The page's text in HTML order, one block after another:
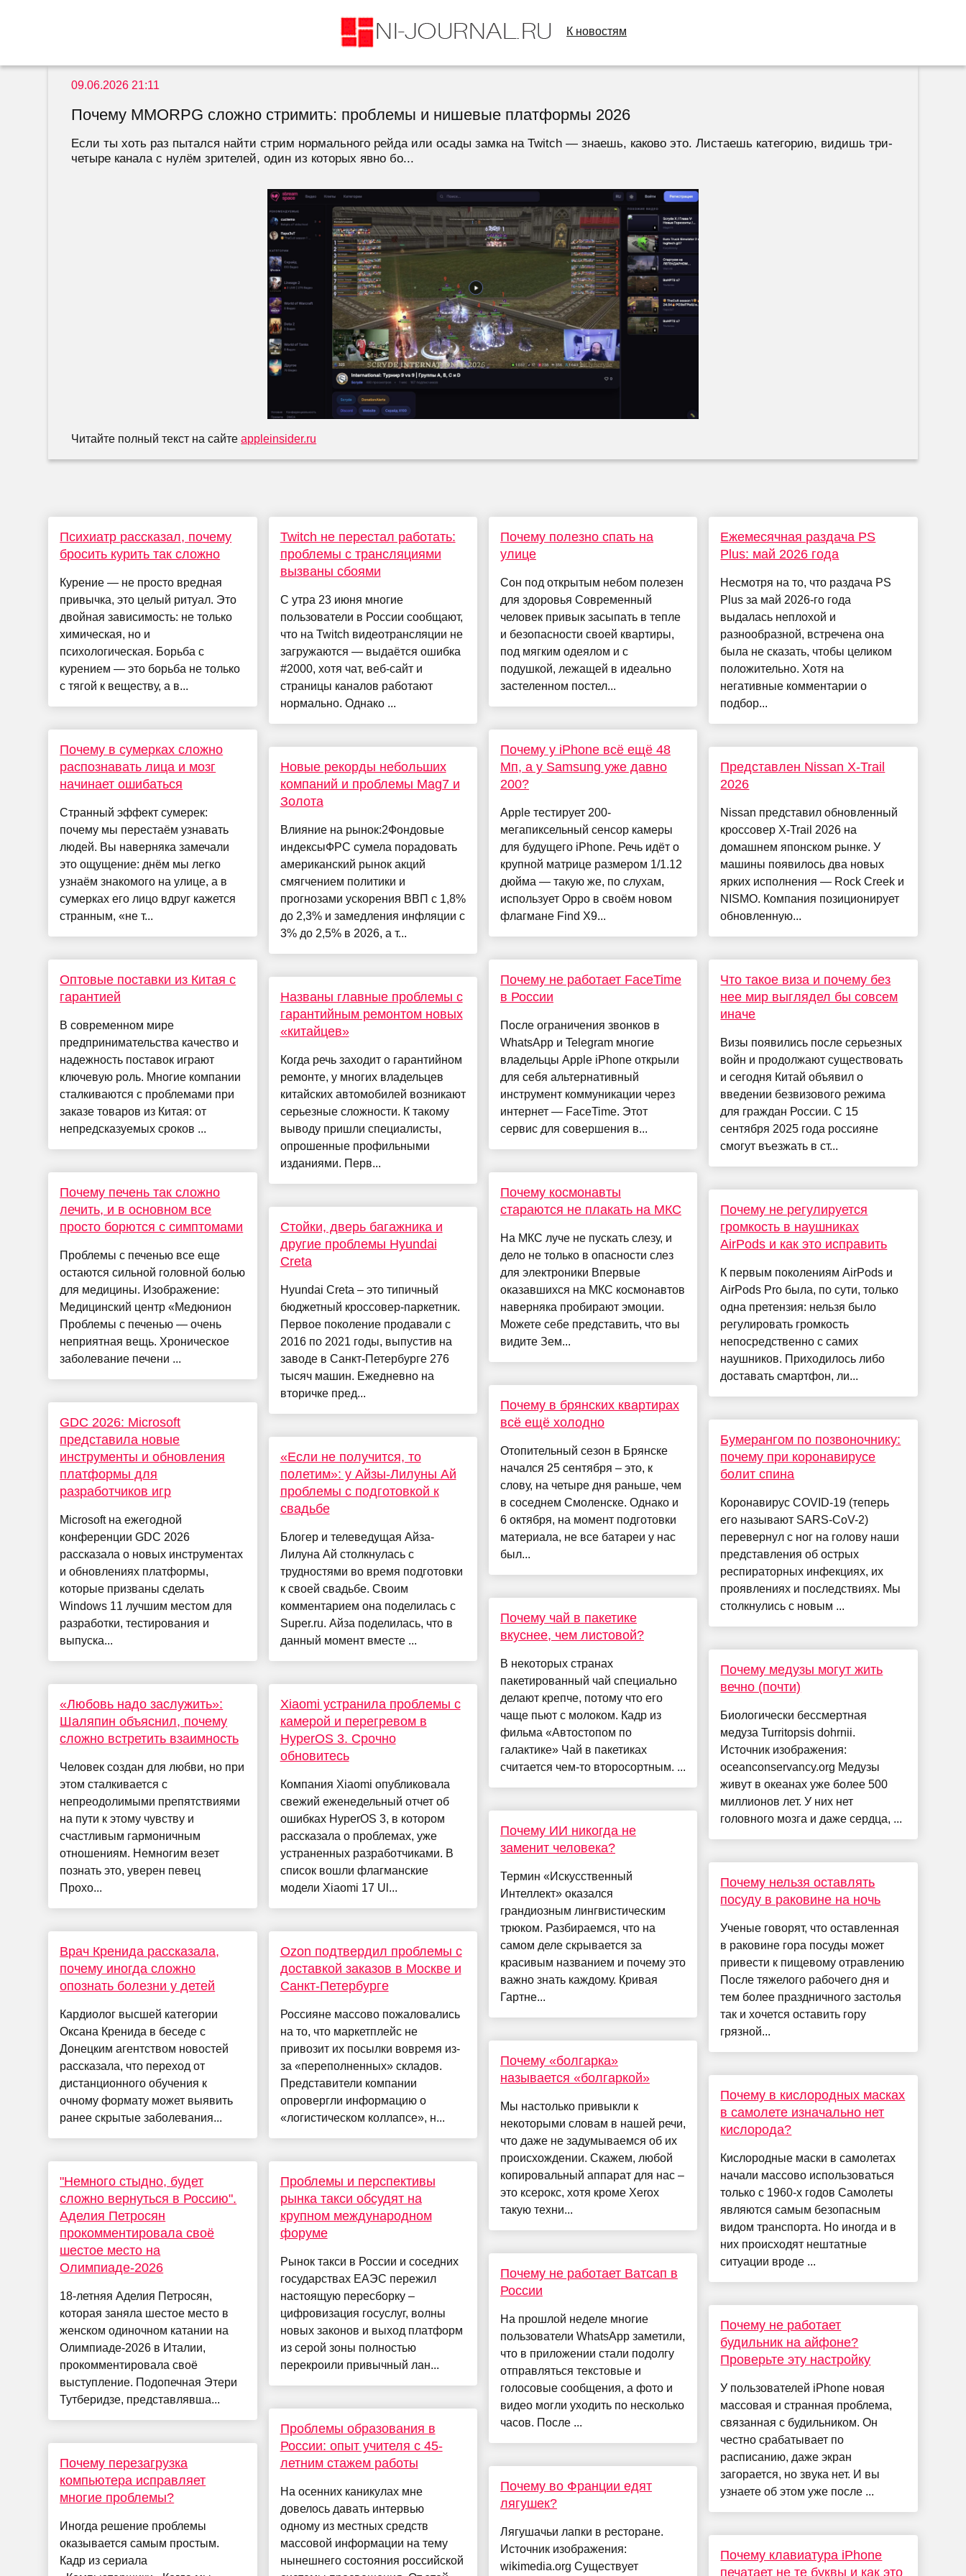
К новостям
09.06.2026 21:11
Почему MMORPG сложно стримить: проблемы и нишевые платформы 2026
Если ты хоть раз пытался найти стрим нормального рейда или осады замка на Twitch — знаешь, каково это. Листаешь категорию, видишь три-
четыре канала с нулём зрителей, один из которых явно бо...
Читайте полный текст на сайтеappleinsider.ru
Психиатр рассказал, почему
бросить курить так сложно
Курение — не просто вредная
привычка, это целый ритуал. Это
двойная зависимость: не только
химическая, но и
психологическая. Борьба с
курением — это борьба не только
с тягой к веществу, а в...
Почему в сумерках сложно
распознавать лица и мозг
начинает ошибаться
Странный эффект сумерек:
почему мы перестаём узнавать
людей. Вы наверняка замечали
это ощущение: днём мы легко
узнаём знакомого на улице, а в
сумерках его лицо вдруг кажется
странным, «не т...
Оптовые поставки из Китая с
гарантией
В современном мире
предпринимательства качество и
надежность поставок играют
ключевую роль. Многие компании
сталкиваются с проблемами при
заказе товаров из Китая: от
непредсказуемых сроков ...
Почему печень так сложно
лечить, и в основном все
просто борются с симптомами
Проблемы с печенью все еще
остаются сильной головной болью
для медицины. Изображение:
Медицинский центр «Медюнион
Проблемы с печенью — очень
неприятная вещь. Хроническое
заболевание печени ...
GDC 2026: Microsoft
представила новые
инструменты и обновления
платформы для
разработчиков игр
Microsoft на ежегодной
конференции GDC 2026
рассказала о новых инструментах
и обновлениях платформы,
которые призваны сделать
Windows 11 лучшим местом для
разработки, тестирования и
выпуска...
«Любовь надо заслужить»:
Шаляпин объяснил, почему
сложно встретить взаимность
Человек создан для любви, но при
этом сталкивается с
непреодолимыми препятствиями
на пути к этому чувству и
счастливым гармоничным
отношениям. Немногим везет
познать это, уверен певец
Прохо...
Врач Кренида рассказала,
почему иногда сложно
опознать болезни у детей
Кардиолог высшей категории
Оксана Кренида в беседе с
Донецким агентством новостей
рассказала, что переход от
дистанционного обучения к
очному формату может выявить
ранее скрытые заболевания...
"Немного стыдно, будет
сложно вернуться в Россию".
Аделия Петросян
прокомментировала своё
шестое место на
Олимпиаде-2026
18-летняя Аделия Петросян,
которая заняла шестое место в
женском одиночном катании на
Олимпиаде-2026 в Италии,
прокомментировала своё
выступление. Подопечная Этери
Тутберидзе, представлявша...
Почему перезагрузка
компьютера исправляет
многие проблемы?
Иногда решение проблемы
оказывается самым простым.
Кадр из сериала
Twitch не перестал работать:
проблемы с трансляциями
вызваны сбоями
С утра 23 июня многие
пользователи в России сообщают,
что на Twitch видеотрансляции не
загружаются — выдаётся ошибка
#2000, хотя чат, веб-сайт и
страницы каналов работают
нормально. Однако ...
Новые рекорды небольших
компаний и проблемы Mag7 и
Золота
Влияние на рынок:2Фондовые
индексыФРС сумела порадовать
американский рынок акций
смягчением политики и
прогнозами ускорения ВВП с 1,8%
до 2,3% и замедления инфляции с
3% до 2,5% в 2026, а т...
Названы главные проблемы с
гарантийным ремонтом новых
«китайцев»
Когда речь заходит о гарантийном
ремонте, у многих владельцев
китайских автомобилей возникают
серьезные сложности. К такому
выводу пришли специалисты,
опрошенные профильными
изданиями. Перв...
Стойки, дверь багажника и
другие проблемы Hyundai
Creta
Hyundai Creta – это типичный
бюджетный кроссовер-паркетник.
Первое поколение продавали с
2016 по 2021 годы, выпустив на
заводе в Санкт-Петербурге 276
тысяч машин. Ежедневно на
вторичке пред...
«Если не получится, то
полетим»: у Айзы-Лилуны Ай
проблемы с подготовкой к
свадьбе
Блогер и телеведущая Айза-
Лилуна Ай столкнулась с
трудностями во время подготовки
к своей свадьбе. Своим
комментарием она поделилась с
Super.ru. Айза поделилась, что в
данный момент вместе ...
Xiaomi устранила проблемы с
камерой и перегревом в
HyperOS 3. Срочно
обновитесь
Компания Xiaomi опубликовала
свежий еженедельный отчет об
ошибках HyperOS 3, в котором
рассказала о проблемах, уже
устраненных разработчиками. В
список вошли флагманские
модели Xiaomi 17 Ul...
Ozon подтвердил проблемы с
доставкой заказов в Москве и
Санкт-Петербурге
Россияне массово пожаловались
на то, что маркетплейс не
привозит их посылки вовремя из-
за «переполненных» складов.
Представители компании
опровергли информацию о
«логистическом коллапсе», н...
Проблемы и перспективы
рынка такси обсудят на
крупном международном
форуме
Рынок такси в России и соседних
государствах ЕАЭС пережил
настоящую пересборку –
цифровизация госуслуг, волны
новых законов и выход платформ
из серой зоны полностью
перекроили привычный лан...
Проблемы образования в
России: опыт учителя с 45-
летним стажем работы
На осенних каникулах мне
довелось давать интервью
одному из местных средств
массовой информации на тему
нынешнего состояния российской
Почему полезно спать на
улице
Сон под открытым небом полезен
для здоровья Современный
человек привык засыпать в тепле
и безопасности своей квартиры,
под мягким одеялом и с
подушкой, лежащей в идеально
застеленном постел...
Почему у iPhone всё ещё 48
Мп, а у Samsung уже давно
200?
Apple тестирует 200-
мегапиксельный сенсор камеры
для будущего iPhone. Речь идёт о
крупной матрице размером 1/1.12
дюйма — такую же, по слухам,
использует Oppo в своём новом
флагмане Find X9...
Почему не работает FaceTime
в России
После ограничения звонков в
WhatsApp и Telegram многие
владельцы Apple iPhone открыли
для себя альтернативный
инструмент коммуникации через
интернет — FaceTime. Этот
сервис для совершения в...
Почему космонавты
стараются не плакать на МКС
На МКС луче не пускать слезу, и
дело не только в опасности слез
для электроники Впервые
оказавшихся на МКС космонавтов
наверняка пробирают эмоции.
Можете себе представить, что вы
видите Зем...
Почему в брянских квартирах
всё ещё холодно
Отопительный сезон в Брянске
начался 25 сентября – это, к
слову, на четыре дня раньше, чем
в соседнем Смоленске. Однако и
6 октября, на момент подготовки
материала, не все батареи у нас
был...
Почему чай в пакетике
вкуснее, чем листовой?
В некоторых странах
пакетированный чай специально
делают крепче, потому что его
чаще пьют с молоком. Кадр из
фильма «Автостопом по
галактике» Чай в пакетиках
считается чем-то второсортным. ...
Почему ИИ никогда не
заменит человека?
Термин «Искусственный
Интеллект» оказался
грандиозным лингвистическим
трюком. Разбираемся, что на
самом деле скрывается за
красивым названием и почему это
важно знать каждому. Кривая
Гартне...
Почему «болгарка»
называется «болгаркой»
Мы настолько привыкли к
некоторыми словам в нашей речи,
что даже не задумываемся об их
происхождении. Скажем, любой
копировальный аппарат для нас –
это ксерокс, хотя кроме Xerox
такую техни...
Почему не работает Ватсап в
России
На прошлой неделе многие
пользователи WhatsApp заметили,
что в приложении стали подолгу
отправляться текстовые и
голосовые сообщения, а фото и
видео могли уходить по несколько
часов. После ...
Почему во Франции едят
лягушек?
Лягушачьи лапки в ресторане.
Источник изображения:
wikimedia.org Существует
Ежемесячная раздача PS
Plus: май 2026 года
Несмотря на то, что раздача PS
Plus за май 2026-го года
выдалась неплохой и
разнообразной, встречена она
была не сказать, чтобы целиком
положительно. Хотя на
негативные комментарии о
подбор...
Представлен Nissan X-Trail
2026
Nissan представил обновленный
кроссовер X-Trail 2026 на
домашнем японском рынке. У
машины появилось два новых
ярких исполнения — Rock Creek и
NISMO. Компания позиционирует
обновленную...
Что такое виза и почему без
нее мир выглядел бы совсем
иначе
Визы появились после серьезных
войн и продолжают существовать
и сегодня Китай объявил о
введении безвизового режима
для граждан России. С 15
сентября 2025 года россияне
смогут въезжать в ст...
Почему не регулируется
громкость в наушниках
AirPods и как это исправить
К первым поколениям AirPods и
AirPods Pro была, по сути, только
одна претензия: нельзя было
регулировать громкость
непосредственно с самих
наушников. Приходилось либо
доставать смартфон, ли...
Бумерангом по позвоночнику:
почему при коронавирусе
болит спина
Коронавирус COVID-19 (теперь
его называют SARS-CoV-2)
перевернул с ног на голову наши
представления об острых
респираторных инфекциях, их
проявлениях и последствиях. Мы
столкнулись с новым ...
Почему медузы могут жить
вечно (почти)
Биологически бессмертная
медуза Turritopsis dohrnii.
Источник изображения:
oceanconservancy.org Медузы
живут в океанах уже более 500
миллионов лет. У них нет
головного мозга и даже сердца, ...
Почему нельзя оставлять
посуду в раковине на ночь
Ученые говорят, что оставленная
в раковине гора посуды может
привести к пищевому отравлению
После тяжелого рабочего дня и
тем более праздничного застолья
так и хочется оставить гору
грязной...
Почему в кислородных масках
в самолете изначально нет
кислорода?
Кислородные маски в самолетах
начали массово использоваться
только с 1960-х годов Самолеты
являются самым безопасным
видом транспорта. Но иногда и в
них происходят нештатные
ситуации вроде ...
Почему не работает
будильник на айфоне?
Проверьте эту настройку
У пользователей iPhone новая
массовая и странная проблема,
связанная с будильником. Он
честно срабатывает по
расписанию, даже экран
загорается, но звука нет. И вы
узнаете об этом уже после ...
Почему клавиатура iPhone
печатает не те буквы и как это